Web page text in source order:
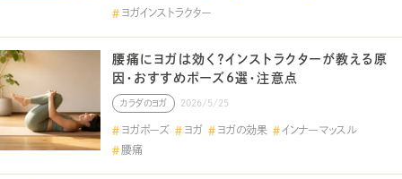
ヨガインストラクター
腰痛にヨガは効く？インストラクターが教える原
因・おすすめポーズ6選・注意点
カラダのヨガ 2026/5/25
ヨガポーズ ヨガ ヨガの効果
インナーマッスル
腰痛